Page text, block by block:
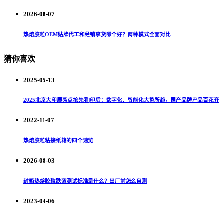
2026-08-07
热熔胶粒OEM贴牌代工和经销拿货哪个好？两种模式全面对比
猜你喜欢
2025-05-13
2025北京大印展亮点抢先看|印后：数字化、智能化大势所趋，国产品牌产品百花
2022-11-07
热熔胶粒粘接纸箱的四个速览
2026-08-03
封箱热熔胶粒跌落测试标准是什么？出厂前怎么自测
2023-04-06